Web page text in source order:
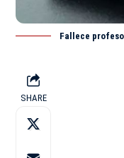
Fallece
SHARE